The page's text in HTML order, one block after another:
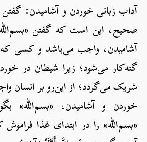
آداب زبانی خوردن و آشامیدن: گفتن
صحیح، این است که گفتن
آشامیدن، واجب می‌باشد و کسی که
گنه‌کار می‌شود؛ زیرا شیطان در
شریک می‌گردد؛ از این‌رو بر انسان
خوردن و آشامیدن، «بسم‌الله»
«بسم‌الله» را در ابتدای غذا